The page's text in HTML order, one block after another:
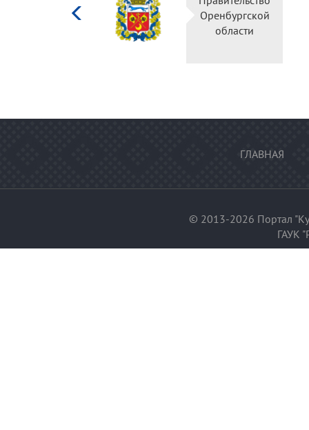
Оренбургской
области
ГЛАВНАЯ
© 2013-2026 Портал
ГАУК